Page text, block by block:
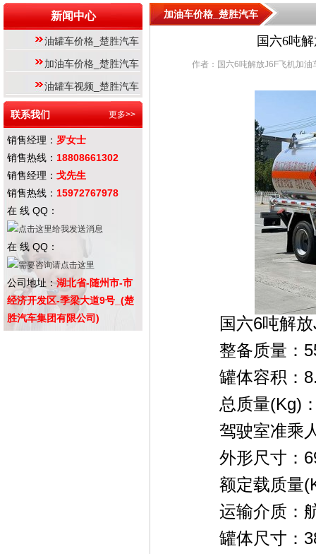
新闻中心
油罐车价格_楚胜汽车
加油车价格_楚胜汽车
油罐车视频_楚胜汽车
联系我们 更多>>
销售经理： 罗女士
销售热线： 18808661302
销售经理： 戈先生
销售热线： 15972767978
在 线 QQ：
在 线 QQ：
公司地址：湖北省-随州市-市
经济开发区-季梁大道9号_(楚
胜汽车集团有限公司)
加油车价格_楚胜汽车
国六6吨
作者：国六6吨解放J6F飞机加
国六6吨解
整备质量
罐体容积：
总质量(Kg)
驾驶室准乘
外形尺寸：
额定载
运输介质：
罐体尺寸：